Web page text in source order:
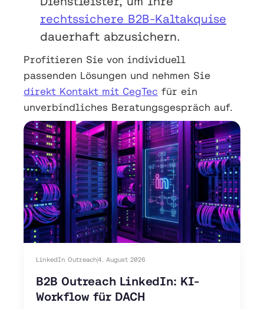
rechtssichere B2B-Kaltakquise
dauerhaft abzusichern.
Profitieren Sie von individuell
passenden Lösungen und nehmen Sie
direkt Kontakt mit CegTec für ein
unverbindliches Beratungsgespräch auf.
LinkedIn Outreach4. August 2026
B2B Outreach LinkedIn: KI-
Workflow für DACH